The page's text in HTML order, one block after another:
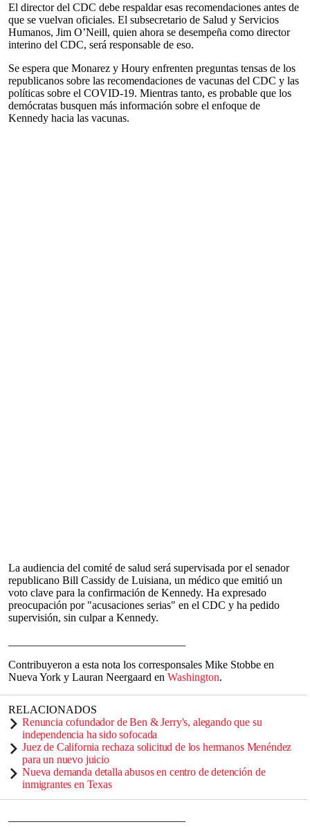
El director del CDC debe respaldar esas recomendaciones antes de
que se vuelvan oficiales. El subsecretario de Salud y Servicios
Humanos, Jim O’Neill, quien ahora se desempeña como director
interino del CDC, será responsable de eso.
Se espera que Monarez y Houry enfrenten preguntas tensas de los
republicanos sobre las recomendaciones de vacunas del CDC y las
políticas sobre el COVID-19. Mientras tanto, es probable que los
demócratas busquen más información sobre el enfoque de
Kennedy hacia las vacunas.
La audiencia del comité de salud será supervisada por el senador
republicano Bill Cassidy de Luisiana, un médico que emitió un
voto clave para la confirmación de Kennedy. Ha expresado
preocupación por "acusaciones serias" en el CDC y ha pedido
supervisión, sin culpar a Kennedy.
Contribuyeron a esta nota los corresponsales Mike Stobbe en
Nueva York y Lauran Neergaard en Washington.
RELACIONADOS
Renuncia cofundador de Ben & Jerry's, alegando que su
independencia ha sido sofocada
Juez de California rechaza solicitud de los hermanos Menéndez
para un nuevo juicio
Nueva demanda detalla abusos en centro de detención de
inmigrantes en Texas